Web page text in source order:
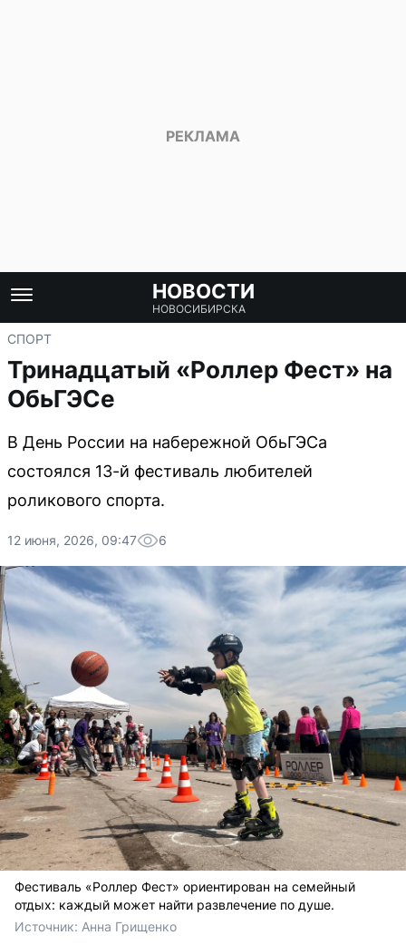
НОВОСТИ
НОВОСИБИРСКА
СПОРТ
Тринадцатый «Роллер Фест» на
ОбьГЭСе
В День России на набережной ОбьГЭСа
состоялся 13-й фестиваль любителей
роликового спорта.
12 июня, 2026, 09:47 6
Фестиваль «Роллер Фест» ориентирован на семейный
отдых: каждый может найти развлечение по душе.
Источник: Анна Грищенко